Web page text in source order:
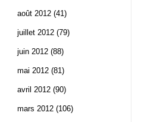
août 2012 (41)
juillet 2012 (79)
juin 2012 (88)
mai 2012 (81)
avril 2012 (90)
mars 2012 (106)